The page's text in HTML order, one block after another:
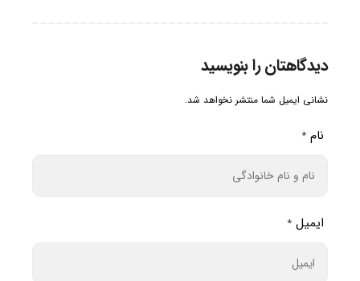
دیدگاهتان را بنویسید
نشانی ایمیل شما منتشر نخواهد شد.
نام *
ایمیل *